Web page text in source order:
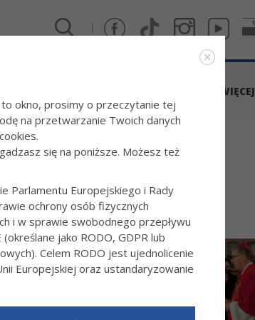
WIĘCEJ
to okno, prosimy o przeczytanie tej
na przetwarzanie Twoich danych
się na poniższe. Możesz też
Parlamentu Europejskiego i Rady
ochrony osób fizycznych
i w sprawie swobodnego przepływu
jako RODO, GDPR lub
Celem RODO jest ujednolicenie
Europejskiej oraz ustandaryzowanie
https://www.tarnow.pl/Wiecej-